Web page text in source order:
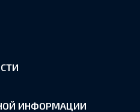
ИНФОРМАЦИИ